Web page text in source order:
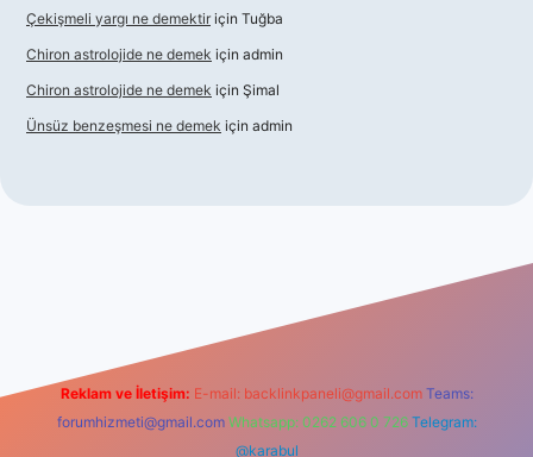
Çekişmeli yargı ne demektir için Tuğba
Chiron astrolojide ne demek için admin
Chiron astrolojide ne demek için Şimal
Ünsüz benzeşmesi ne demek için admin
Reklam ve İletişim: E-mail: backlinkpaneli@gmail.com Teams:
forumhizmeti@gmail.com Whatsapp: 0262 606 0 726 Telegram:
@karabul